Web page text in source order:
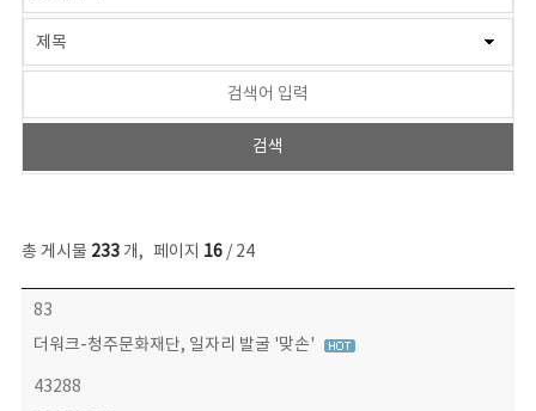
총 게시물 233개, 페이지 16/ 24
보도자료 목록 - 번호, 제목, 작성자, 파일, 조회수, 작성일 정보 제공
83
더워크-청주문화재단, 일자리 발굴 '맞손'
43288